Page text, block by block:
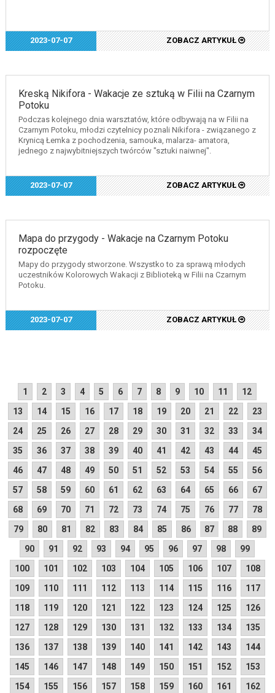
2023-07-07 ZOBACZ ARTYKUŁ
Kreską Nikifora - Wakacje ze sztuką w Filii na Czarnym
Potoku
Podczas kolejnego dnia warsztatów, które odbywają na w Filii na
Czarnym Potoku, młodzi czytelnicy poznali Nikifora - związanego z
Krynicą Łemka z pochodzenia, samouka, malarza- amatora,
jednego z najwybitniejszych twórców "sztuki naiwnej".
2023-07-07 ZOBACZ ARTYKUŁ
Mapa do przygody - Wakacje na Czarnym Potoku
rozpoczęte
Mapy do przygody stworzone. Wszystko to za sprawą młodych
uczestników Kolorowych Wakacji z Biblioteką w Filii na Czarnym
Potoku.
2023-07-07 ZOBACZ ARTYKUŁ
1 2 3 4 5 6 7 8 9 10 11
12
13
14 15 16 17 18 19 20 21 22
23
24
25 26 27 28 29 30 31 32 33
34
35
36 37 38 39 40 41 42 43 44
45
46
47 48 49 50 51 52 53 54 55
56
57
58 59 60 61 62 63 64 65 66
67
68
69 70 71 72 73 74 75 76 77
78
79
80 81 82 83 84 85 86 87 88
89
90
91 92 93 94 95 96 97 98
99
100
101 102 103 104 105 106 107
108
109
110 111 112 113 114 115 116
117
118
119 120 121 122 123 124 125
126
127
128 129 130 131 132 133 134
135
136
137 138 139 140 141 142 143
144
145
146 147 148 149 150 151 152
153
154
155 156 157 158 159 160 161 162